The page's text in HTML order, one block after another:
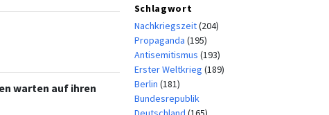
warten auf ihren
Schlagwort
Nachkriegszeit(204)
Propaganda (195)
Antisemitismus (193)
Erster Weltkrieg (189)
Berlin (181)
Bundesrepublik